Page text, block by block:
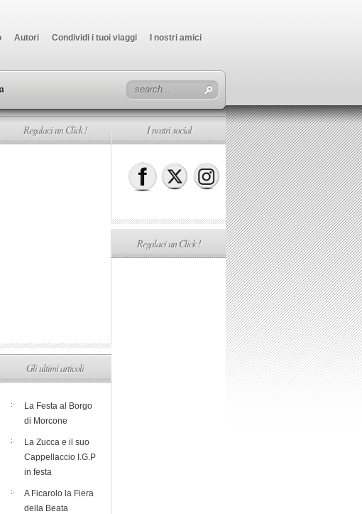
Autori Condividi i tuoi viaggi I nostri amici
Regalaci un Click !
Gli ultimi articoli
La Festa al Borgo
di Morcone
La Zucca e il suo
Cappellaccio I.G.P
in festa
A Ficarolo la Fiera
della Beata
I nostri social
Regalaci un Click !